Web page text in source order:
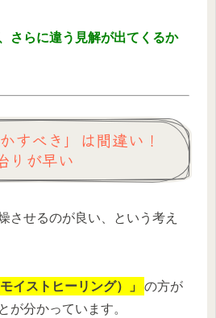
さらに違う見解が出てくるか
すべき」は間違い！
りが早い
させるのが良い、という考え
イストヒーリング）」
の方が
が分かっています。